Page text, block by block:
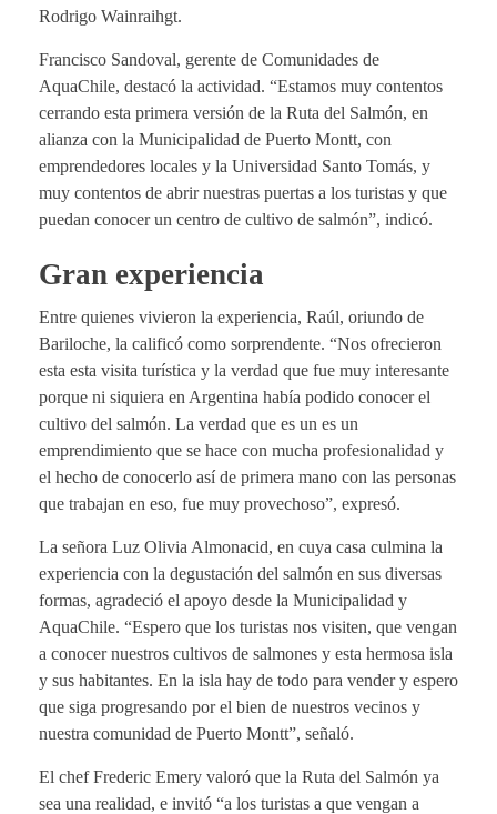
Rodrigo Wainraihgt.
Francisco Sandoval, gerente de Comunidades de
AquaChile, destacó la actividad. “Estamos muy contentos
cerrando esta primera versión de la Ruta del Salmón, en
alianza con la Municipalidad de Puerto Montt, con
emprendedores locales y la Universidad Santo Tomás, y
muy contentos de abrir nuestras puertas a los turistas y que
puedan conocer un centro de cultivo de salmón”, indicó.
Gran experiencia
Entre quienes vivieron la experiencia, Raúl, oriundo de
Bariloche, la calificó como sorprendente. “Nos ofrecieron
esta esta visita turística y la verdad que fue muy interesante
porque ni siquiera en Argentina había podido conocer el
cultivo del salmón. La verdad que es un es un
emprendimiento que se hace con mucha profesionalidad y
el hecho de conocerlo así de primera mano con las personas
que trabajan en eso, fue muy provechoso”, expresó.
La señora Luz Olivia Almonacid, en cuya casa culmina la
experiencia con la degustación del salmón en sus diversas
formas, agradeció el apoyo desde la Municipalidad y
AquaChile. “Espero que los turistas nos visiten, que vengan
a conocer nuestros cultivos de salmones y esta hermosa isla
y sus habitantes. En la isla hay de todo para vender y espero
que siga progresando por el bien de nuestros vecinos y
nuestra comunidad de Puerto Montt”, señaló.
El chef Frederic Emery valoró que la Ruta del Salmón ya
sea una realidad, e invitó “a los turistas a que vengan a